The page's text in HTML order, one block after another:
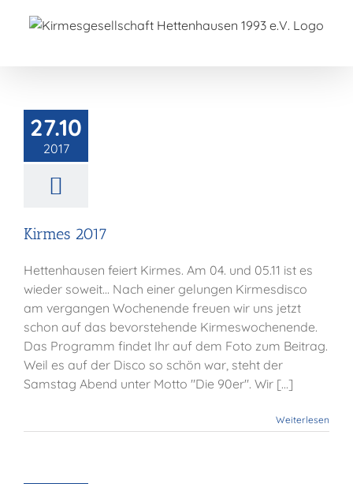
Inhalt
27.10
2017
2017
Kirmes 2017
Hettenhausen feiert Kirmes. Am 04. und 05.11 ist es
wieder soweit... Nach einer gelungen Kirmesdisco
am vergangen Wochenende freuen wir uns jetzt
schon auf das bevorstehende Kirmeswochenende.
Das Programm findet Ihr auf dem Foto zum Beitrag.
Weil es auf der Disco so schön war, steht der
Samstag Abend unter Motto "Die 90er". Wir [...]
Weiterlesen